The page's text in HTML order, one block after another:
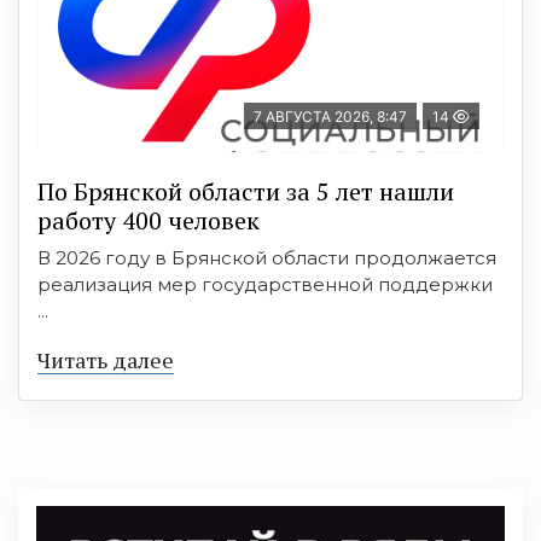
7 АВГУСТА 2026, 8:47 14
По Брянской области за 5 лет нашли
работу 400 человек
В 2026 году в Брянской области продолжается
реализация мер государственной поддержки
...
Читать далее